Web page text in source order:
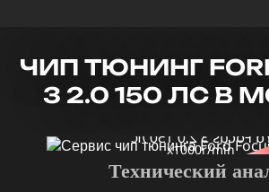
ЧИП ТЮНИНГ
3 2.0 150 ЛС В
x1000r/min
Технический